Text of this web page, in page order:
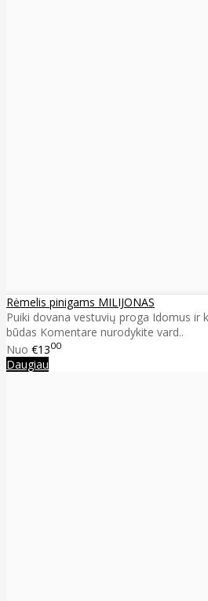
Rėmelis pinigams MILIJONAS
Puiki dovana vestuvių proga Idomus ir
būdas Komentare nurodykite vard..
Nuo €1300
Daugiau